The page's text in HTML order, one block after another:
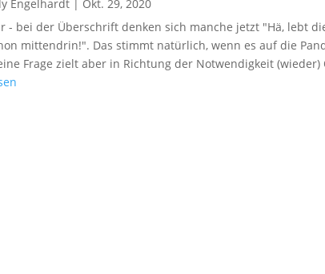
Engelhardt | Okt. 29, 2020
- bei der Überschrift denken sich manche jetzt "Hä, lebt
mittendrin!". Das stimmt natürlich, wenn es auf die
Frage zielt aber in Richtung der Notwendigkeit